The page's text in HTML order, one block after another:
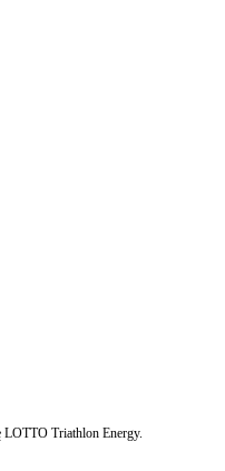
LOTTO Triathlon Energy.